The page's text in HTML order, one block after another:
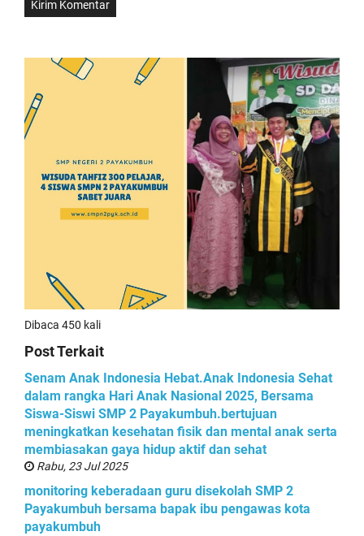
Dibaca 450 kali
Post Terkait
Senam Anak Indonesia Hebat.Anak Indonesia Sehat
dalam rangka Hari Anak Nasional 2025, Bersama
Siswa-Siswi SMP 2 Payakumbuh.bertujuan
meningkatkan kesehatan fisik dan mental anak serta
membiasakan gaya hidup aktif dan sehat
Rabu, 23 Jul 2025
monitoring keberadaan guru disekolah SMP 2
Payakumbuh bersama bapak ibu pengawas kota
payakumbuh